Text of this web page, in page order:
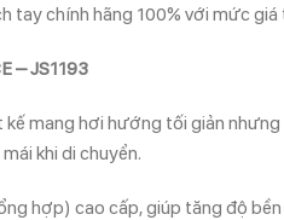
tay chính hãng 100% với mức
– JS1193
mang hơi hướng tối giản
khi di chuyển.
hợp) cao cấp, giúp tăng độ